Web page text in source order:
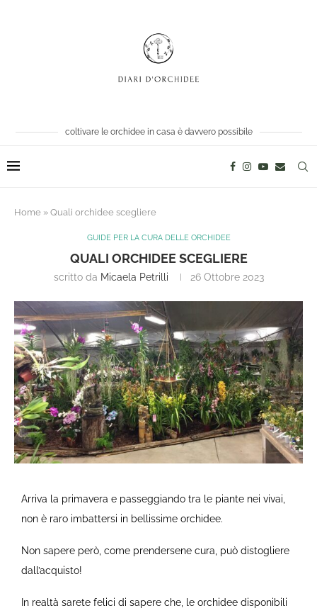
coltivare le orchidee in casa è davvero possibile
Home » Quali orchidee scegliere
GUIDE PER LA CURA DELLE ORCHIDEE
QUALI ORCHIDEE SCEGLIERE
scritto da Micaela Petrilli 26 Ottobre 2023
Arriva la primavera e passeggiando tra le piante nei vivai,
non è raro imbattersi in bellissime orchidee.
Non sapere però, come prendersene cura, può distogliere
dall’acquisto!
In realtà sarete felici di sapere che, le orchidee disponibili